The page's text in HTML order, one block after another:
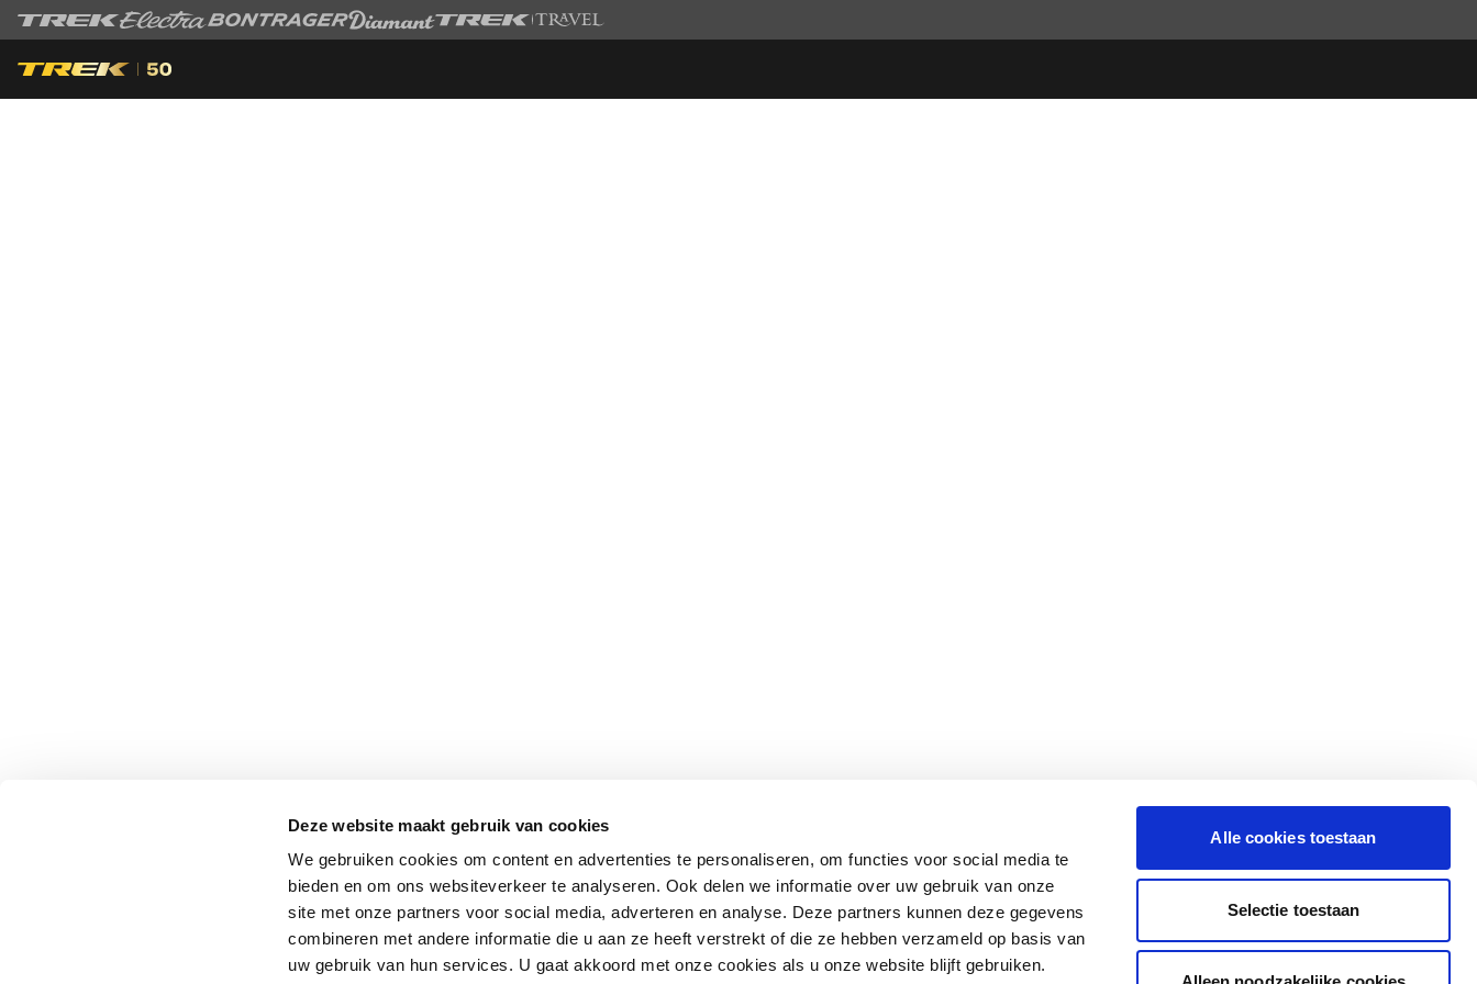
Deze website maakt gebruik van cookies
We gebruiken cookies om content en advertenties te personaliseren, om functies voor social media te
bieden en om ons websiteverkeer te analyseren. Ook delen we informatie over uw gebruik van onze
site met onze partners voor social media, adverteren en analyse. Deze partners kunnen deze gegevens
combineren met andere informatie die u aan ze heeft verstrekt of die ze hebben verzameld op basis van
uw gebruik van hun services. U gaat akkoord met onze cookies als u onze website blijft gebruiken.
Alle cookies toestaan
Selectie toestaan